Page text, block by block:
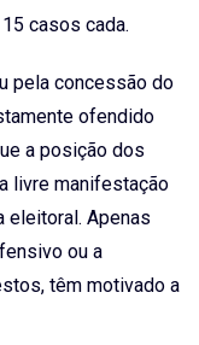
casos cada.
pela concessão do
ofendido
a posição dos
livre manifestação
eleitoral. Apenas
ou a
têm motivado a